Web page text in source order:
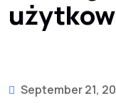
September 21,